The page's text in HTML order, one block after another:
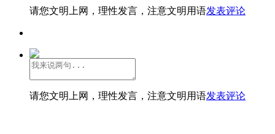
请您文明上网，理性发言，注意文明用语发表评论
请您文明上网，理性发言，注意文明用语发表评论